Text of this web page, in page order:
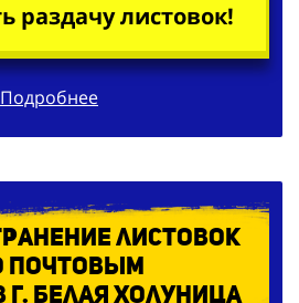
раздачу листовок!
Подробнее
листовок
почтовым
Белая Холуница